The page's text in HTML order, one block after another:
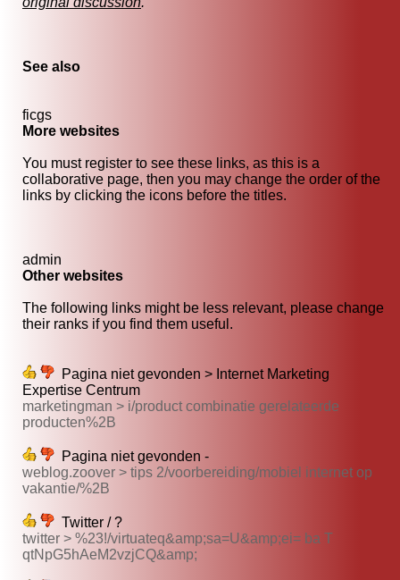
See also
ficgs
More websites
You must register to see these links, as this is a
collaborative page, then you may change the order of the
links by clicking the icons before the titles.
admin
Other websites
The following links might be less relevant, please change
their ranks if you find them useful.
Pagina niet gevonden > Internet Marketing
Expertise Centrum
marketingman > i/product combinatie gerelateerde
producten%2B
Pagina niet gevonden -
weblog.zoover > tips 2/voorbereiding/mobiel internet op
vakantie/%2B
Twitter / ?
twitter > %23!/virtuateq&amp;sa=U&amp;ei= ba T
qtNpG5hAeM2vzjCQ&amp;